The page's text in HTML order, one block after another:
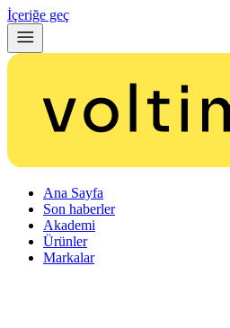
İçeriğe geç
Ana Sayfa
Son haberler
Akademi
Ürünler
Markalar